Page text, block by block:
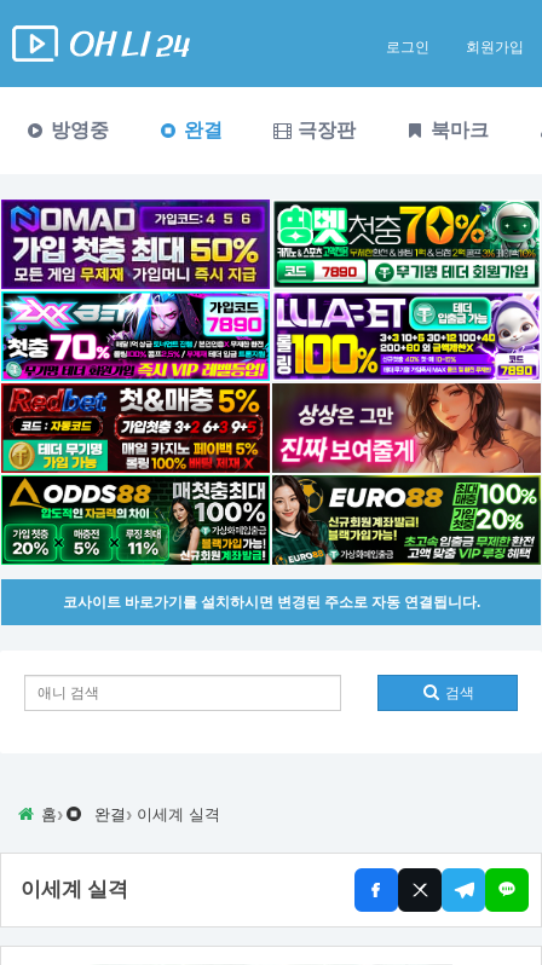
로그인 회원가입
방영중 완결 극장판 북마크
코사이트 바로가기를 설치하시면 변경된 주소로 자동 연결됩니다.
검색
홈› 완결 › 이세계 실격
이세계 실격